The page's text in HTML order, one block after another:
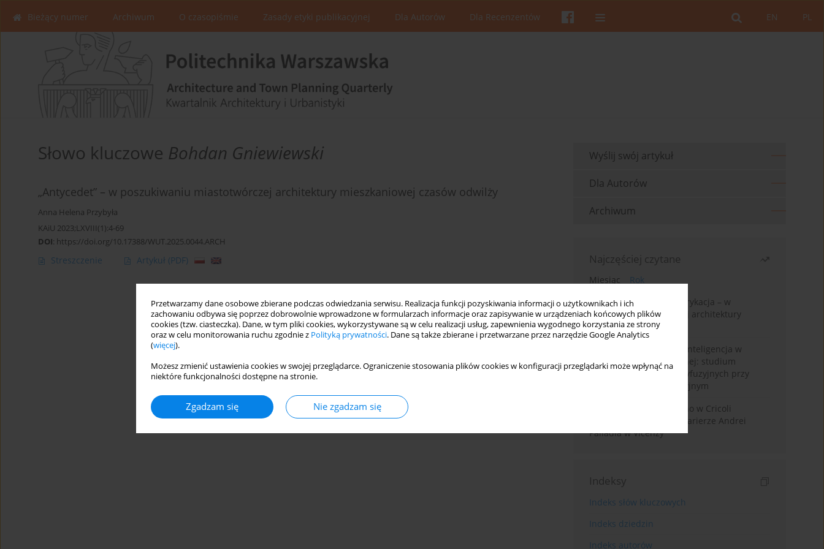
Przetwarzamy dane osobowe zbierane podczas odwiedzania serwisu. Realizacja funkcji pozyskiwania informacji o użytkownikach i ich
zachowaniu odbywa się poprzez dobrowolnie wprowadzone w formularzach informacje oraz zapisywanie w urządzeniach końcowych plików
cookies (tzw. ciasteczka). Dane, w tym pliki cookies, wykorzystywane są w celu realizacji usług, zapewnienia wygodnego korzystania ze strony
oraz w celu monitorowania ruchu zgodnie z Polityką prywatności. Dane są także zbierane i przetwarzane przez narzędzie Google Analytics
(więcej).
Możesz zmienić ustawienia cookies w swojej przeglądarce. Ograniczenie stosowania plików cookies w konfiguracji przeglądarki może wpłynąć na
niektóre funkcjonalności dostępne na stronie.
Zgadzam się Nie zgadzam się
PL
EN
Bieżący numer Archiwum O czasopiśmie Zasady etyki publikacyjnej Dla Autorów Dla Recenzentów
Słowo kluczowe Bohdan Gniewiewski
„Antycedet” – w poszukiwaniu miastotwórczej architektury mieszkaniowej czasów odwilży
Anna Helena Przybyła
KAiU 2023;LXVIII(1):4-69
DOI: https://doi.org/10.17388/WUT.2025.0044.ARCH
Streszczenie Artykuł (PDF)
Wyślij swój artykuł
Dla Autorów
Archiwum
Najczęściej czytane
Miesiąc
Rok
Walter Gropius i prefabrykacja – w
poszukiwaniu dostępnej architektury
mieszkaniowej
Generatywna sztuczna inteligencja w
edukacji architektonicznej: studium
wykorzystania modeli dyfuzyjnych przy
projektowaniu koncepcyjnym
Przebudowa willi Trissino w Cricoli
pierwszym krokiem ku karierze Andrei
Palladia w Vicenzy
Indeksy
Indeks słów kluczowych
Indeks dziedzin
Indeks autorów